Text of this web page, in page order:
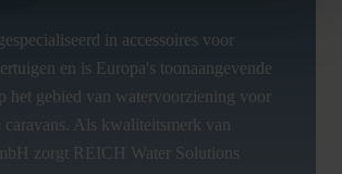
in accessoires voor
en is Europa's toonaangevende
het gebied van watervoorziening voor
caravans. Als kwaliteitsmerk van
zorgt REICH Water Solutions